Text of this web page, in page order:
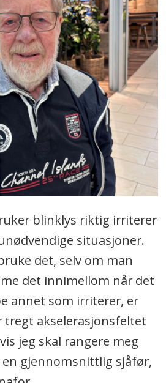
blinklys riktig irriterer
situasjoner.
det, selv om man
det innimellom når det
annet som irriterer, er
akselerasjonsfeltet
jeg skal rangere meg
en gjennomsnittlig sjåfør,